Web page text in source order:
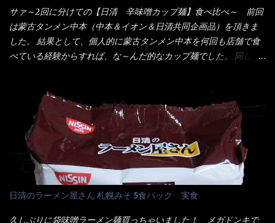
オタイなのと比べれば薄め？ やっぱり調味料の【スパイスガール
ズ】が必要だナァ～ 笑 私は、ブリッキーヌの粉末をよく掛け辛
く...
脂)／加工でん粉、調味料(アミノ酸等)、炭酸カルシウム、カラメ
ル色素、リン酸塩(Na)、増粘多糖類、レシチン、酸化防止剤(ビタ
ミンE)、クチナシ色素、ベニコウジ色素、香料、ビタミンB2、ビ
タミンB1、香辛料抽出物、 カロチン色素 、(一部にえび・小麦・
油脂、植物性たん白、食塩、とろろ芋、卵白)、かやく(小えびてん
ぷら)、添付調味料(砂糖、食塩、しょうゆ、魚介エキス、たん白加
水分解物、ねぎ、香辛料、 植物油 、香味油脂)／加工でん粉、調味
料(アミノ酸等)、炭酸カルシウム、カラメル色素、リン酸塩
(Na)、増粘多糖類、レシチン、酸化防止剤(ビタミンE)、クチナシ
色素、香料、ベニコウジ色素、ビタミンB2、ビタミンB1、香辛料
抽出物、(一部にえび・小麦・そば・卵・ さば ・大豆・豚肉・やま
いも・ゼラチンを含む) 材料から見れば、緑のたぬきの方が蒲鉾が
入っている！ あの半円形のヤツね！ それとカロチン色素・・・
サァ～2回に分けての【日清 辛味噌カップ麺】食べ比べ～ 前回
は蒙古タンメン中本（中本＆イオン＆日清共同企画品）を頂きま
した。 結果として、個人的に蒙古タンメン中本を何回も店舗で食
べている経験からすれば、な～んだ的なカップ麺でした。 同じ日
いつきました。 見た目は、炎のシルエットが辛さを醸し出してい
る・・・ でもパッケージに惑わされてはいけない！！ 私はペ
ヤングの【獄激辛焼きそば】を完食した漢だ。 その後の獄激辛カ
レーもな！ 今回、カップヌードル激辛味噌はカップに敢えて辛
さレベルが記載されている。 それはレベル5！ 日清としては最上
位の辛さと云っている訳だ。 昨年モデルも食べてはいるけど、1年
も経つと記憶の彼方に・・・いや歳だから記憶力が、どうのこう
のではない。 記憶に残るだけのインパクトに欠けている商品と
云う事（当時） 開封すると・・・ 小袋なんてありゃしない！ カ
日清のラーメン屋さん 札幌みそ 5食パック 実食
久しぶりに袋味噌ラーメン麺買っちゃいました！ メガドンキで